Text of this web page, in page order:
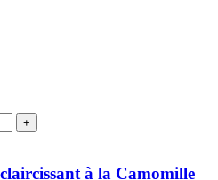
à la Camomille